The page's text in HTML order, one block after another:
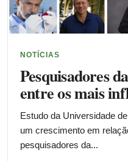
NOTÍCIAS
Pesquisadores
entre os mais
Estudo da Universidade
um crescimento em
pesquisadores da...